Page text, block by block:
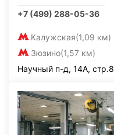
+7 (499) 288-05-36
Калужская(1,09 км)
Зюзино(1,57 км)
Научный п-д, 14А, стр.8